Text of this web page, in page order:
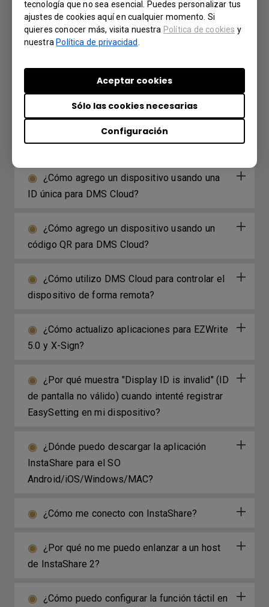
tecnología que no sea esencial. Puedes personalizar tus
ajustes de cookies aquí en cualquier momento. Si
quieres conocer más, visita nuestra Política de cookies y
nuestra Política de privacidad
Configuración
Sólo las cookies necesarias
Aceptar cookies
¿Por qué no puedo proyectar la pantalla
desde mi computadora portátil usando
InstaShare2 Miracast P2P?
¿Cuál es la diferencia entre DMS Cloud y
DMS Local?
¿Qué opciones/funciones puede controlar
DMS Local?
¿Cómo agrego un dispositivo usando una
ID única para DMS Cloud?
¿Cómo agrego un dispositivo usando un
código QR para DMS Cloud?
¿Cómo utilizo DMS Cloud para controlar el
dispositivo de forma remota?
¿Cómo actualizo aplicaciones para EZWrite
5.0 y X-Sign?
¿Por qué muestra "Display ID is invalid" (ID
de pantalla no válido) cuando intenté registrar
EasySetting en mi dispositivo?
¿Dónde puedo descargar la aplicación
InstaShare para el SO
Android/iOS/Windows/MAC?
¿Cómo me conecto con InstaShare?
¿Por qué no me puedo enlanzar a un host
de InstaShare 2?
¿Cómo puedo configurar la función táctil en